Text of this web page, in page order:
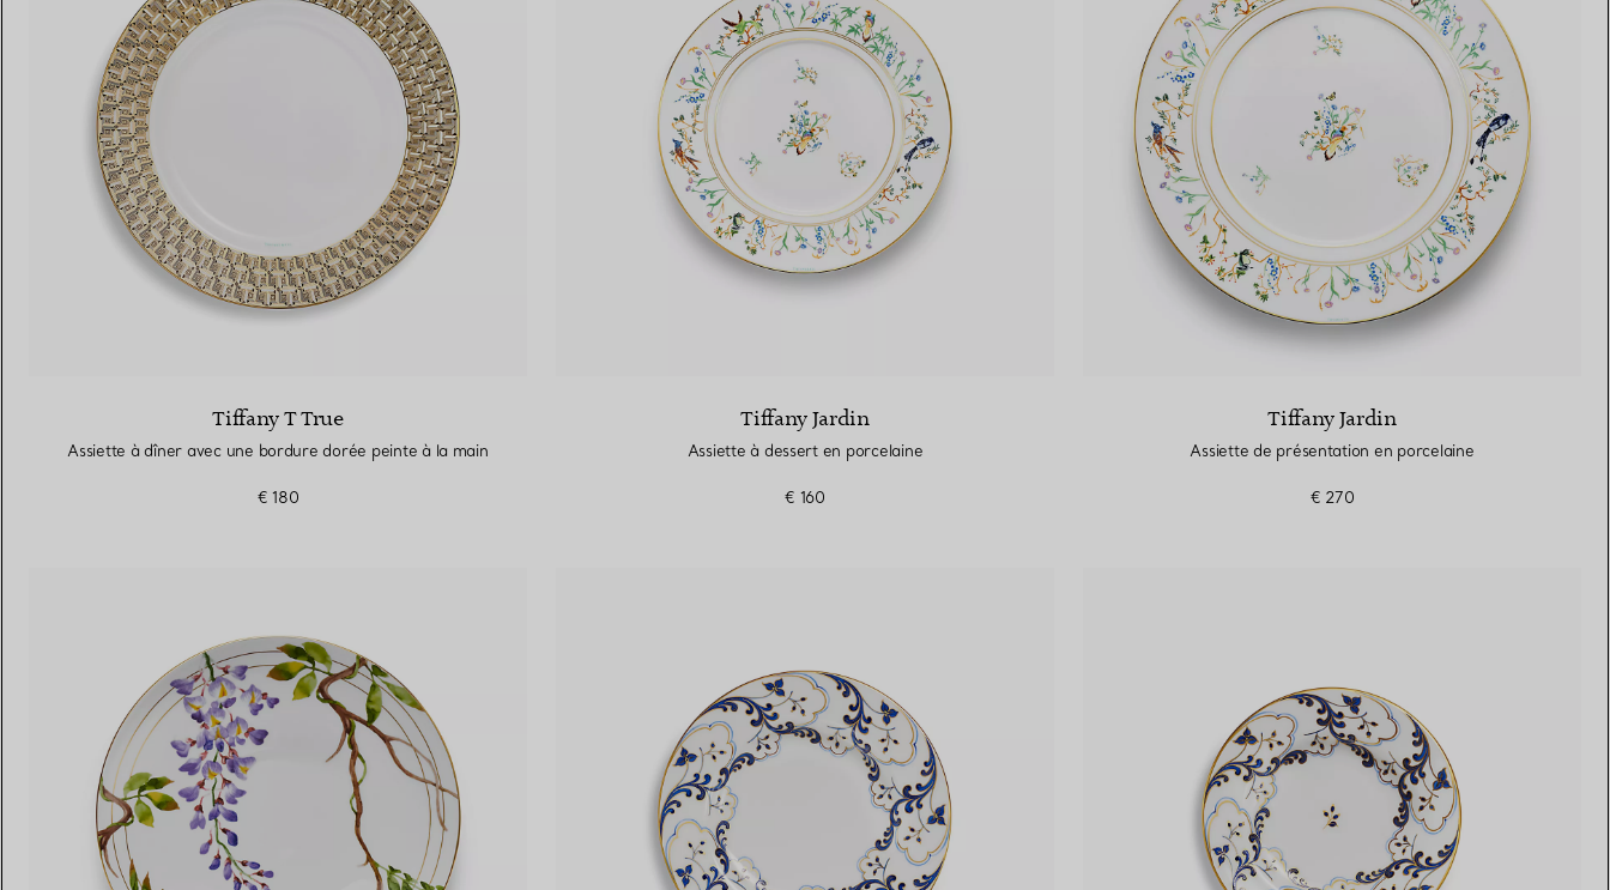
Tiffany T True
Assiette à dîner avec une bordure dorée peinte à la main
€ 180
Tiffany Jardin
Assiette à dessert en porcelaine
€ 160
Tiffany Jardin
Assiette de présentation en porcelaine
€ 270